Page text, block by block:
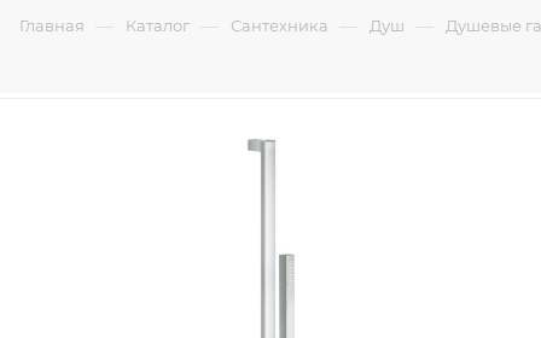
Главная — Каталог — Сантехника — Душ — Душевые